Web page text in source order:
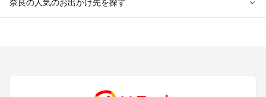
奈良の人気のお出かけ先を探す